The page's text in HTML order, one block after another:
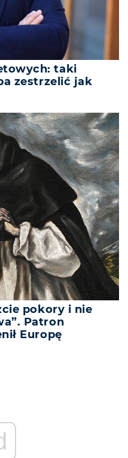
taki
zestrzelić jak
pokory i nie
Patron
Europę